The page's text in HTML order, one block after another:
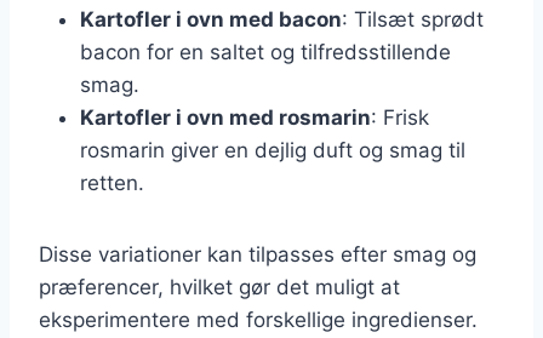
Kartofler i ovn med bacon: Tilsæt sprødt
bacon for en saltet og tilfredsstillende
smag.
Kartofler i ovn med rosmarin: Frisk
rosmarin giver en dejlig duft og smag til
retten.
Disse variationer kan tilpasses efter smag og
præferencer, hvilket gør det muligt at
eksperimentere med forskellige ingredienser.